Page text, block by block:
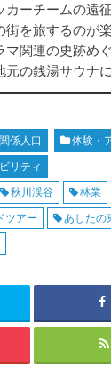
カーチームの遠
街を旅するのが
マ関連の史跡め
元の銭湯サウナに
係人口
体験・
リティ
秋川渓谷
林業
ツアー
あしたの